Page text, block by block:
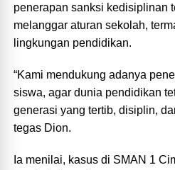
penerapan sanksi kedisiplinan
melanggar aturan sekolah,
lingkungan pendidikan.
“Kami mendukung adanya
siswa, agar dunia pendidikan
generasi yang tertib, disiplin,
tegas Dion.
Ia menilai, kasus di SMAN 1